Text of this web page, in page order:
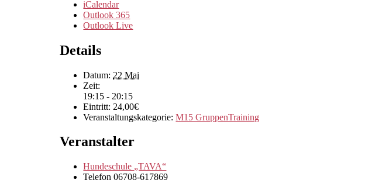
iCalendar
Outlook 365
Outlook Live
Details
Datum: 22 Mai
Zeit:
19:15 - 20:15
Eintritt: 24,00€
Veranstaltungskategorie: M15 GruppenTraining
Veranstalter
Hundeschule „TAVA“
Telefon06708-617869